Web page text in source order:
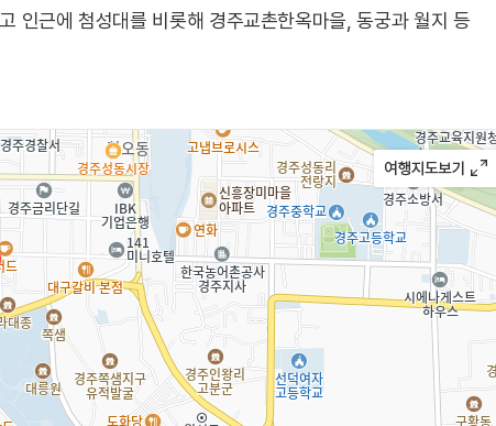
인근에 첨성대를 비롯해 경주교촌한옥마을, 동궁과 월지 등